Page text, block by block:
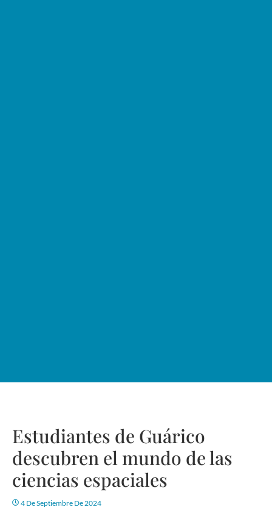
Estudiantes de Guárico
descubren el mundo de las
ciencias espaciales
4 De Septiembre De 2024